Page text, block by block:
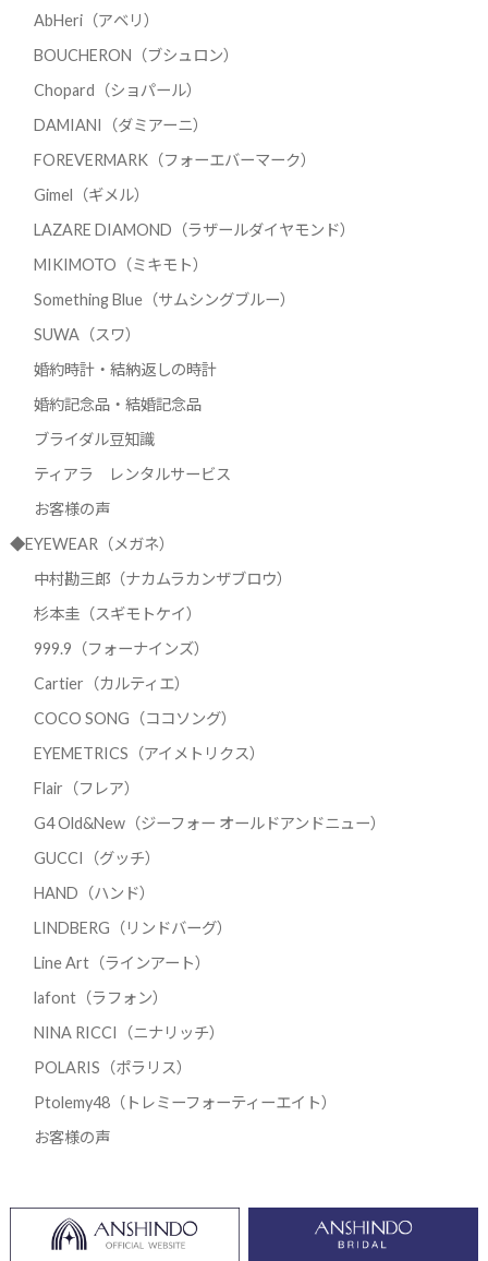
AbHeri（アベリ）
BOUCHERON（ブシュロン）
Chopard（ショパール）
DAMIANI（ダミアーニ）
FOREVERMARK（フォーエバーマーク）
Gimel（ギメル）
LAZARE DIAMOND（ラザールダイヤモンド）
MIKIMOTO（ミキモト）
Something Blue（サムシングブルー）
SUWA（スワ）
婚約時計・結納返しの時計
婚約記念品・結婚記念品
ブライダル豆知識
ティアラ レンタルサービス
お客様の声
◆EYEWEAR（メガネ）
中村勘三郎（ナカムラカンザブロウ）
杉本圭（スギモトケイ）
999.9（フォーナインズ）
Cartier（カルティエ）
COCO SONG（ココソング）
EYEMETRICS（アイメトリクス）
Flair（フレア）
G4 Old&New（ジーフォー オールドアンドニュー）
GUCCI（グッチ）
HAND（ハンド）
LINDBERG（リンドバーグ）
Line Art（ラインアート）
lafont（ラフォン）
NINA RICCI（ニナリッチ）
POLARIS（ポラリス）
Ptolemy48（トレミーフォーティーエイト）
お客様の声